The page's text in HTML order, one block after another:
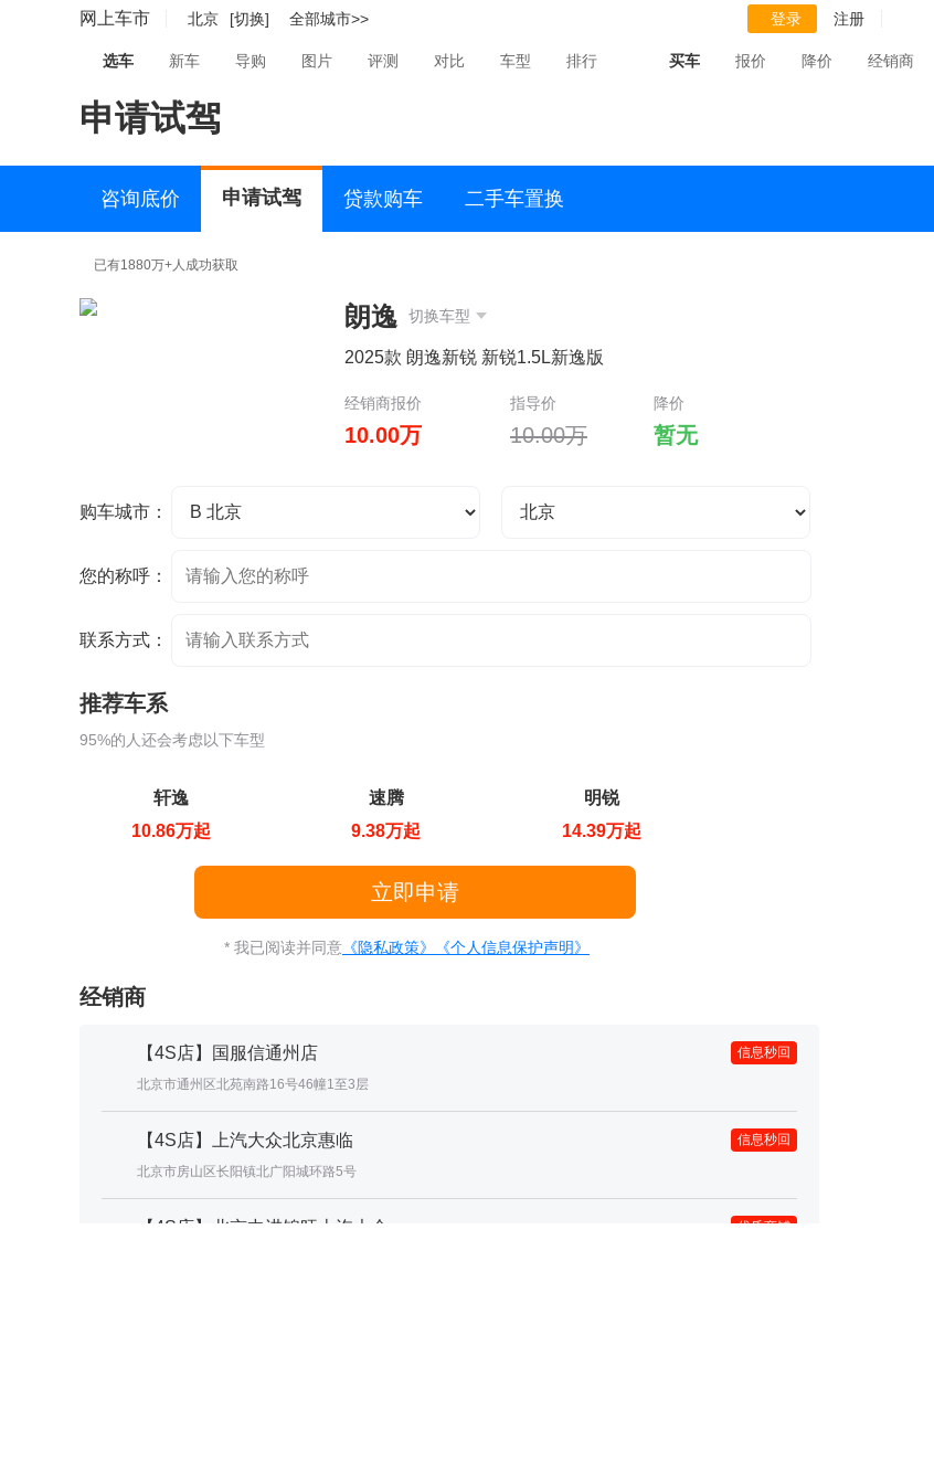
网上车市 北京 [切换] 全部城市>> 登录 注册
选车 新车 导购 图片 评测 对比 车型 排行 买车 报价 降价 经销商
申请试驾
咨询底价 申请试驾 贷款购车 二手车置换
已有1880万+人成功获取
朗逸 切换车型
2025款 朗逸新锐 新锐1.5L新逸版
经销商报价 指导价 降价
10.00万 10.00万 暂无
购车城市：
您的称呼：
联系方式：
推荐车系
95%的人还会考虑以下车型
轩逸
10.86万起
速腾
9.38万起
明锐
14.39万起
* 我已阅读并同意 《隐私政策》 《个人信息保护声明》
经销商
【4S店】国服信通州店
北京市通州区北苑南路16号46幢1至3层
信息秒回
【4S店】上汽大众北京惠临
北京市房山区长阳镇北广阳城环路5号
信息秒回
【4S店】北京中进锦旺上汽大众 优质商铺